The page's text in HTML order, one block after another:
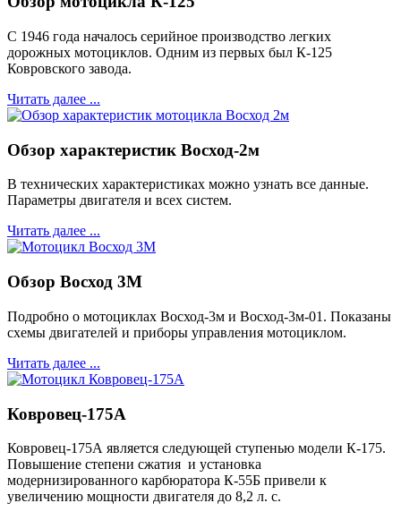
С 1946 года началось серийное производство легких
дорожных мотоциклов. Одним из первых был К-125
Ковровского завода.
Читать далее ...
Обзор характеристик Восход-2м
В технических характеристиках можно узнать все данные.
Параметры двигателя и всех систем.
Читать далее ...
Обзор Восход 3М
Подробно о мотоциклах Восход-3м и Восход-3м-01. Показаны
схемы двигателей и приборы управления мотоциклом.
Читать далее ...
Ковровец-175А
Ковровец-175А является следующей ступенью модели К-175.
Повышение степени сжатия и установка
модернизированного карбюратора К-55Б привели к
увеличению мощности двигателя до 8,2 л. с.